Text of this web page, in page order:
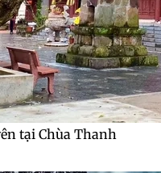
tại Chùa Thanh